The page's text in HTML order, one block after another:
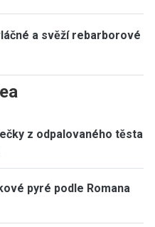
a svěží rebarborové
z odpalovaného těsta
pyré podle Romana